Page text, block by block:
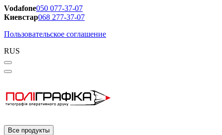
Vodafone050 077-37-07
Киевстар068 277-37-07
Пользовательское соглашение
RUS
Все продукты